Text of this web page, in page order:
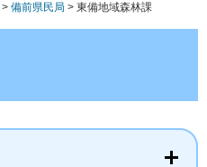
> 備前県民局 > 東備地域森林課